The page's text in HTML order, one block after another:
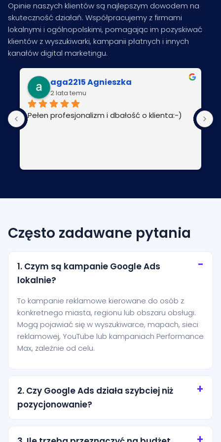
Opinie naszych klientów są najlepszym dowodem na
skuteczność działań. Współpracujemy z firmami
lokalnymi i ogólnopolskimi, pomagając im pozyskiwać
klientów z wyszukiwarki, kampanii płatnych i innych
kanałów digital marketingu.
aga2215 Agnieszka
2 lata temu
Pełen profesjonalizm i dbałość o klienta:-)
Często zadawane pytania
1. Czym są kampanie Google Ads
lokalnie?
To kampanie reklamowe kierowane do osób z
konkretnego miasta, regionu lub obszaru obsługi.
Mogą pojawiać się w wyszukiwarce, mapach, sieci
reklamowej, YouTube lub kampaniach Performance
Max, zależnie od celu.
2. Czy Google Ads działa szybciej niż
pozycjonowanie?
Tak, reklamy mogą zacząć generować ruch niemal
od razu po uruchomieniu. Pozycjonowanie zwykle